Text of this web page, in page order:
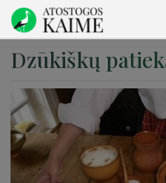
Dzūkiškų